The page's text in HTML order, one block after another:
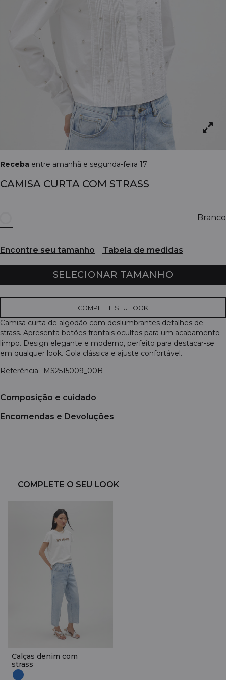
Receba entre amanhã e segunda-feira 17
CAMISA CURTA COM STRASS
Branco
Encontre seu tamanho Tabela de medidas
SELECIONAR TAMANHO
COMPLETE SEU LOOK
Camisa curta de algodão com deslumbrantes detalhes de
strass. Apresenta botões frontais ocultos para um acabamento
limpo. Design elegante e moderno, perfeito para destacar-se
em qualquer look. Gola clássica e ajuste confortável.
Referência
MS2515009_00B
Composição e cuidado
Encomendas e Devoluções
COMPLETE O SEU LOOK
Calças denim com
strass